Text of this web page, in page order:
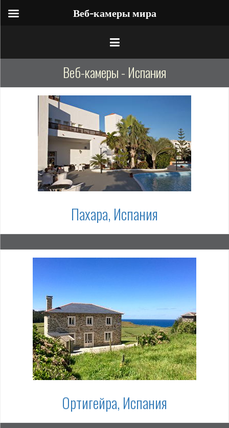
Веб-камеры - Испания
Пахара, Испания
Ортигейра, Испания
Веб-камеры мира